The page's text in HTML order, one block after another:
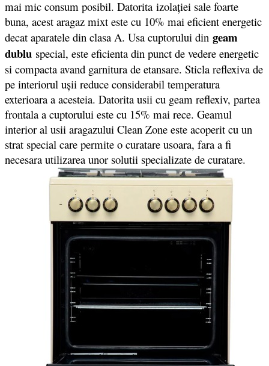
mai mic consum posibil. Datorita izolaţiei sale foarte
buna, acest aragaz mixt este cu 10% mai eficient energetic
decat aparatele din clasa A. Usa cuptorului din geam
dublu special, este eficienta din punct de vedere energetic
si compacta avand garnitura de etansare. Sticla reflexiva de
pe interiorul uşii reduce considerabil temperatura
exterioara a acesteia. Datorita usii cu geam reflexiv, partea
frontala a cuptorului este cu 15% mai rece. Geamul
interior al usii aragazului Clean Zone este acoperit cu un
strat special care permite o curatare usoara, fara a fi
necesara utilizarea unor solutii specializate de curatare.